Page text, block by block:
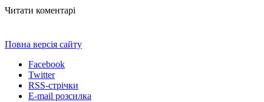
Читати коментарі
Повна версія сайту
Facebook
Twitter
RSS-стрічки
E-mail розсилка